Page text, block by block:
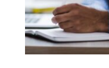
#studentiunifi